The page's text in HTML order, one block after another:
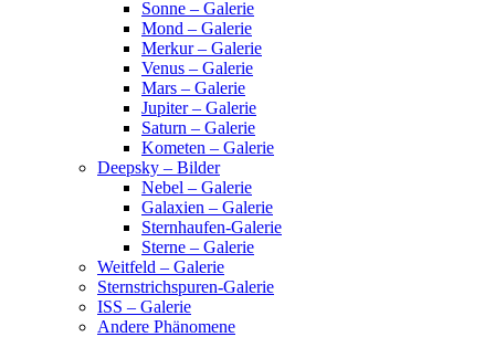
Sonne – Galerie
Mond – Galerie
Merkur – Galerie
Venus – Galerie
Mars – Galerie
Jupiter – Galerie
Saturn – Galerie
Kometen – Galerie
Deepsky – Bilder
Nebel – Galerie
Galaxien – Galerie
Sternhaufen-Galerie
Sterne – Galerie
Weitfeld – Galerie
Sternstrichspuren-Galerie
ISS – Galerie
Andere Phänomene